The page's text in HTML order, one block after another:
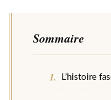
Sommaire
L’histoire